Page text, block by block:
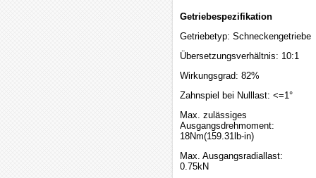
Getriebespezifikation
Getriebetyp: Schneckengetriebe
Übersetzungsverhältnis: 10:1
Wirkungsgrad: 82%
Zahnspiel bei Nulllast: <=1°
Max. zulässiges
Ausgangsdrehmoment:
18Nm(159.31lb-in)
Max. Ausgangsradiallast:
0.75kN